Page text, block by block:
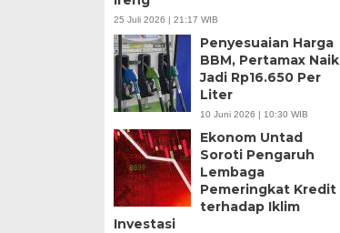
25 Juli 2026 | 21:17 WIB
Penyesuaian Harga
BBM, Pertamax Naik
Jadi Rp16.650 Per
Liter
10 Juni 2026 | 10:30 WIB
Ekonom Untad
Soroti Pengaruh
Lembaga
Pemeringkat Kredit
terhadap Iklim
Investasi